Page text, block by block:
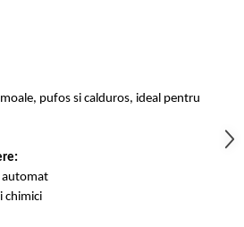
pufos si calduros, ideal pentru
automat
chimici